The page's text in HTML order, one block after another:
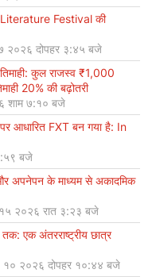
Festival की
२०२६ दोपहर ३:४५ बजे
कुल राजस्व ₹1,000
20% की बढ़ोतरी
शाम ७:१० बजे
आधारित FXT बन गया है: In
बजे
अपनेपन के माध्यम से अकादमिक
१५ २०२६ रात ३:२३ बजे
एक अंतरराष्ट्रीय छात्र
२०२६ दोपहर १०:४४ बजे